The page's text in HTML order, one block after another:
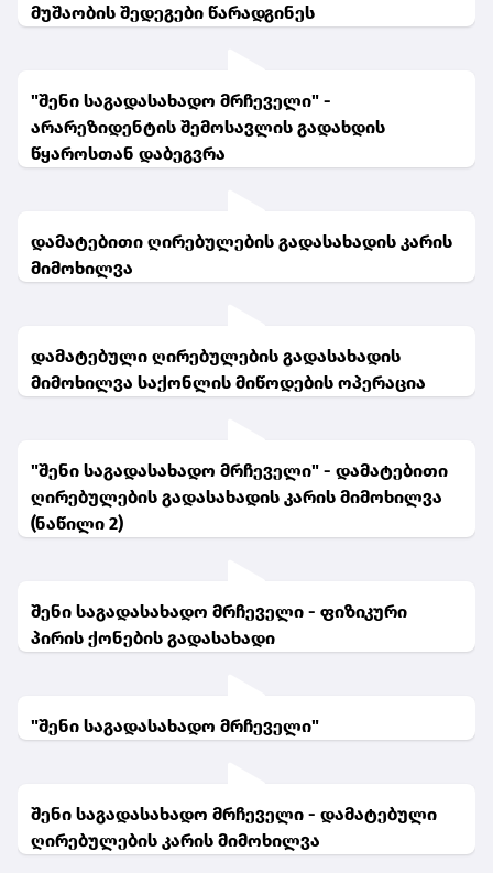
მუშაობის შედეგები წარადგინეს
"შენი საგადასახადო მრჩეველი" -
არარეზიდენტის შემოსავლის გადახდის
წყაროსთან დაბეგვრა
დამატებითი ღირებულების გადასახადის კარის
მიმოხილვა
დამატებული ღირებულების გადასახადის
მიმოხილვა საქონლის მიწოდების ოპერაცია
"შენი საგადასახადო მრჩეველი" - დამატებითი
ღირებულების გადასახადის კარის მიმოხილვა
(ნაწილი 2)
შენი საგადასახადო მრჩეველი - ფიზიკური
პირის ქონების გადასახადი
"შენი საგადასახადო მრჩეველი"
შენი საგადასახადო მრჩეველი - დამატებული
ღირებულების კარის მიმოხილვა